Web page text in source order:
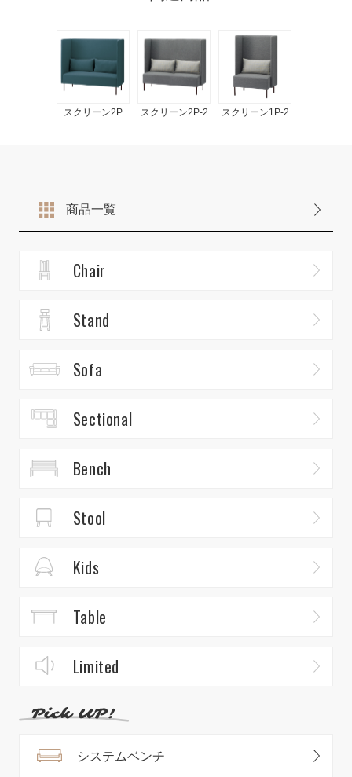
スクリーン2P スクリーン2P-2 スクリーン1P-2
商品一覧
Chair
Stand
Sofa
Sectional
Bench
Stool
Kids
Table
Limited
システムベンチ